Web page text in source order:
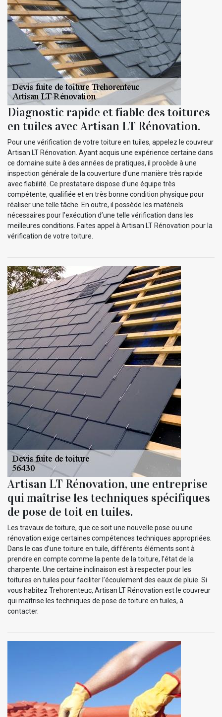
Diagnostic rapide et fiable des toitures
en tuiles avec Artisan LT Rénovation.
Pour une vérification de votre toiture en tuiles, appelez le couvreur
Artisan LT Rénovation. Ayant acquis une expérience certaine dans
ce domaine suite à des années de pratiques, il procède à une
inspection générale de la couverture d’une manière très rapide
avec fiabilité. Ce prestataire dispose d’une équipe très
compétente, qualifiée et en très bonne condition physique pour
réaliser une telle tâche. En outre, il possède les matériels
nécessaires pour l’exécution d’une telle vérification dans les
meilleures conditions. Faites appel à Artisan LT Rénovation pour la
vérification de votre toiture.
Artisan LT Rénovation, une entreprise
qui maîtrise les techniques spécifiques
de pose de toit en tuiles.
Les travaux de toiture, que ce soit une nouvelle pose ou une
rénovation exige certaines compétences techniques appropriées.
Dans le cas d’une toiture en tuile, différents éléments sont à
prendre en compte comme la pente de la toiture, l’état de la
charpente. Une certaine inclinaison est à respecter pour les
toitures en tuiles pour faciliter l’écoulement des eaux de pluie. Si
vous habitez Trehorenteuc, Artisan LT Rénovation est le couvreur
qui maîtrise les techniques de pose de toiture en tuiles, à
contacter.